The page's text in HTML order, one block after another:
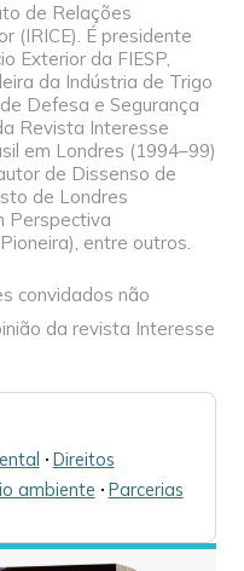
de Relações
(IRICE). É presidente
Exterior da FIESP,
da Indústria de Trigo
Defesa e Segurança
Revista Interesse
em Londres (1994–99)
de Dissenso de
de Londres
Perspectiva
entre outros.
convidados não
da revista Interesse
🞌 Direitos
ambiente 🞌 Parcerias